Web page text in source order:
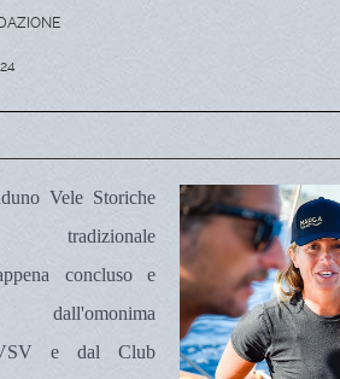
Vele Storiche
tradizionale
concluso e
dall'omonima
VSV e dal Club